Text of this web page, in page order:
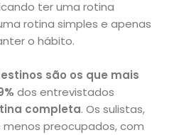
ter uma rotina
rotina simples e apenas
o hábito.
são os que mais
dos entrevistados
completa. Os sulistas,
preocupados, com